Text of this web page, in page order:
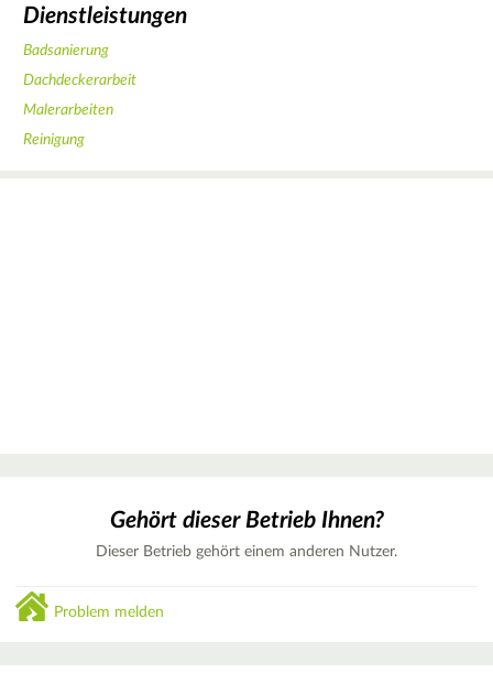
Dienstleistungen
Badsanierung
Dachdeckerarbeit
Malerarbeiten
Reinigung
Gehört dieser Betrieb Ihnen?
Dieser Betrieb gehört einem anderen Nutzer.
Problem melden